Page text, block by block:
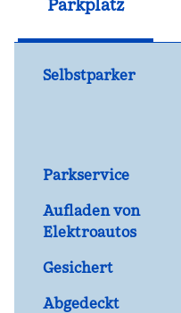
Parkplatz
Selbstparker
Parkservice
Aufladen von
Elektroautos
Gesichert
Abgedeckt